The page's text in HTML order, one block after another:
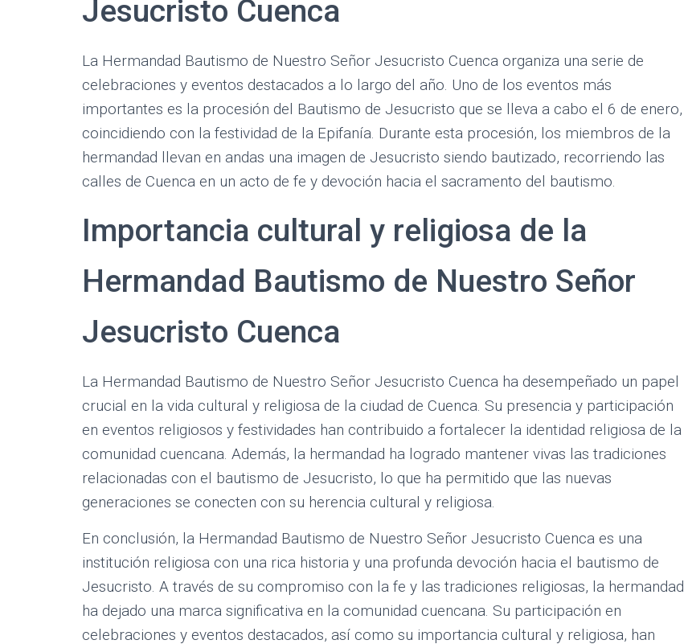
Jesucristo Cuenca
La Hermandad Bautismo de Nuestro Señor Jesucristo Cuenca organiza una serie de
celebraciones y eventos destacados a lo largo del año. Uno de los eventos más
importantes es la procesión del Bautismo de Jesucristo que se lleva a cabo el 6 de enero,
coincidiendo con la festividad de la Epifanía. Durante esta procesión, los miembros de la
hermandad llevan en andas una imagen de Jesucristo siendo bautizado, recorriendo las
calles de Cuenca en un acto de fe y devoción hacia el sacramento del bautismo.
Importancia cultural y religiosa de la
Hermandad Bautismo de Nuestro Señor
Jesucristo Cuenca
La Hermandad Bautismo de Nuestro Señor Jesucristo Cuenca ha desempeñado un papel
crucial en la vida cultural y religiosa de la ciudad de Cuenca. Su presencia y participación
en eventos religiosos y festividades han contribuido a fortalecer la identidad religiosa de la
comunidad cuencana. Además, la hermandad ha logrado mantener vivas las tradiciones
relacionadas con el bautismo de Jesucristo, lo que ha permitido que las nuevas
generaciones se conecten con su herencia cultural y religiosa.
En conclusión, la Hermandad Bautismo de Nuestro Señor Jesucristo Cuenca es una
institución religiosa con una rica historia y una profunda devoción hacia el bautismo de
Jesucristo. A través de su compromiso con la fe y las tradiciones religiosas, la hermandad
ha dejado una marca significativa en la comunidad cuencana. Su participación en
celebraciones y eventos destacados, así como su importancia cultural y religiosa, han